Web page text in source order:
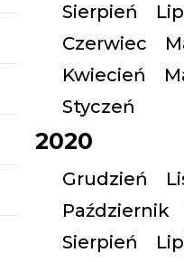
Sierpień
Czerwiec
Kwiecień
Styczeń
2020
Grudzień
Październik
Sierpień